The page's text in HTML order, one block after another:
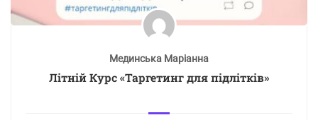
Мединська Маріанна
Літній Курс «Таргетинг для підлітків»